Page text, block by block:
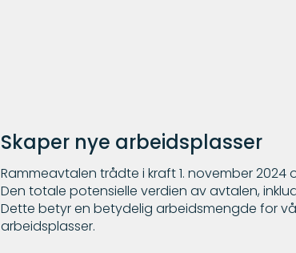
Skaper nye arbeidsplasser
Rammeavtalen trådte i kraft 1. november
Den totale potensielle verdien av avtalen,
Dette betyr en betydelig arbeidsmengde for
arbeidsplasser.